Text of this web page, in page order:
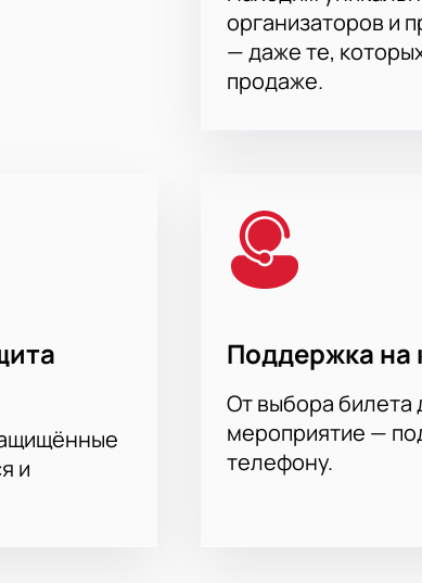
заказ онлайн. После этого электронные
почты.
организаторов и
— даже те,
продаже.
и
Поддержка на
От выбора билета
мероприятие —
телефону.